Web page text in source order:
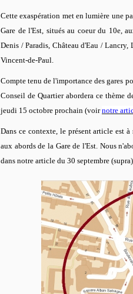
Cette exaspération met en lumière une
Gare de l'Est, situés au coeur du 10e,
Denis / Paradis, Château d'Eau /
Vincent-de-Paul.
Compte tenu de l'importance des gares
Conseil de Quartier abordera ce thème
jeudi 15 octobre prochain (voirnotre
Dans ce contexte, le présent article est
aux abords de la Gare de l'Est. Nous
dans notre article du 30 septembre